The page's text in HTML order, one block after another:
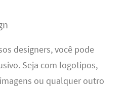
designers, você pode
Seja com logotipos,
ou qualquer outro